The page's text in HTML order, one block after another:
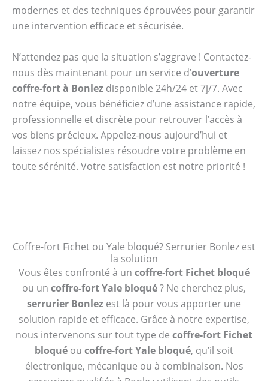
modernes et des techniques éprouvées pour garantir
une intervention efficace et sécurisée.
N’attendez pas que la situation s’aggrave ! Contactez-
nous dès maintenant pour un service d’ouverture
coffre-fort à Bonlez disponible 24h/24 et 7j/7. Avec
notre équipe, vous bénéficiez d’une assistance rapide,
professionnelle et discrète pour retrouver l’accès à
vos biens précieux. Appelez-nous aujourd’hui et
laissez nos spécialistes résoudre votre problème en
toute sérénité. Votre satisfaction est notre priorité !
Coffre-fort Fichet ou Yale bloqué? Serrurier Bonlez est
la solution
Vous êtes confronté à un coffre-fort Fichet bloqué
ou un coffre-fort Yale bloqué? Ne cherchez plus,
serrurier Bonlez est là pour vous apporter une
solution rapide et efficace. Grâce à notre expertise,
nous intervenons sur tout type de coffre-fort Fichet
bloqué ou coffre-fort Yale bloqué, qu’il soit
électronique, mécanique ou à combinaison. Nos